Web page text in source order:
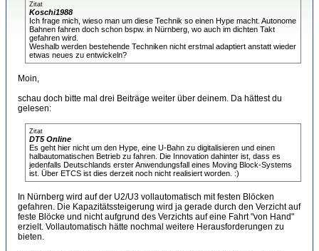
Zitat
Koschi1988
Ich frage mich, wieso man um diese Technik so einen Hype macht. Autonome
Bahnen fahren doch schon bspw. in Nürnberg, wo auch im dichten Takt
gefahren wird.
Weshalb werden bestehende Techniken nicht erstmal adaptiert anstatt wieder
etwas neues zu entwickeln?
Moin,
schau doch bitte mal drei Beiträge weiter über deinem. Da hättest du
gelesen:
Zitat
DT5 Online
Es geht hier nicht um den Hype, eine U-Bahn zu digitalisieren und einen
halbautomatischen Betrieb zu fahren. Die Innovation dahinter ist, dass es
jedenfalls Deutschlands erster Anwendungsfall eines Moving Block-Systems
ist. Über ETCS ist dies derzeit noch nicht realisiert worden. :)
In Nürnberg wird auf der U2/U3 vollautomatisch mit festen Blöcken
gefahren. Die Kapazitätssteigerung wird ja gerade durch den Verzicht auf
feste Blöcke und nicht aufgrund des Verzichts auf eine Fahrt "von Hand"
erzielt. Vollautomatisch hätte nochmal weitere Herausforderungen zu
bieten.